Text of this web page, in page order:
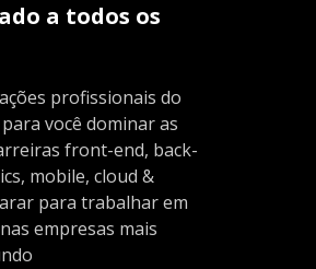
a todos os
profissionais do
você dominar as
front-end, back-
mobile, cloud &
para trabalhar em
empresas mais